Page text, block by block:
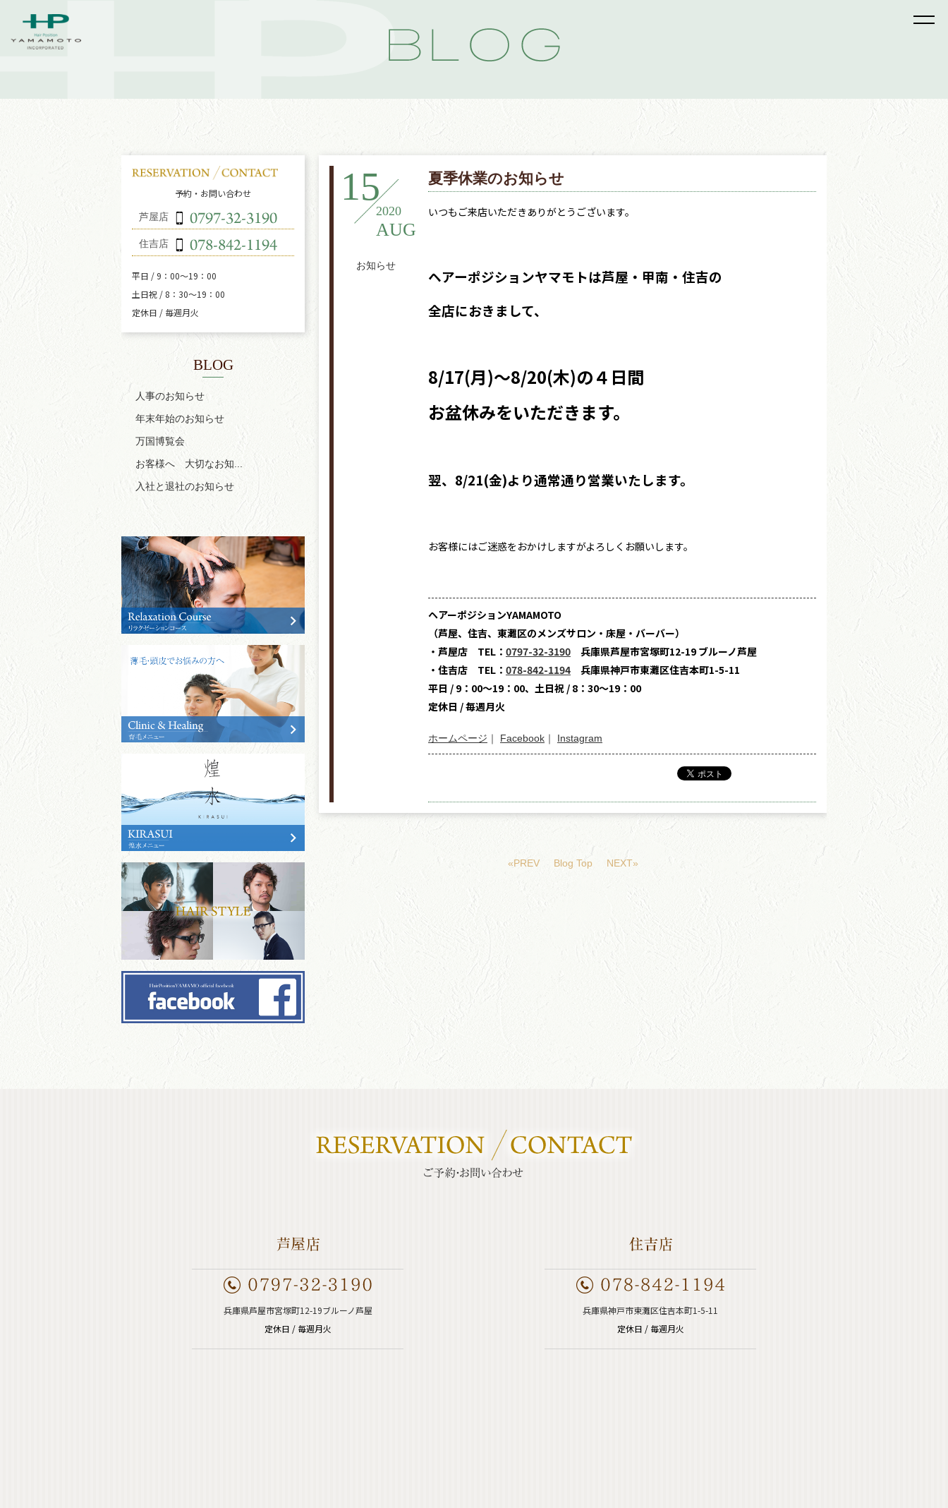
15
2020
AUG
お知らせ
夏季休業のお知らせ
いつもご来店いただきありがとうございます。
ヘアーポジションヤマモトは芦屋・甲南・住吉の
全店におきまして、
8/17(月)～8/20(木)の４日間
お盆休みをいただきます。
翌、8/21(金)より通常通り営業いたします。
お客様にはご迷惑をおかけしますがよろしくお願いします。
ヘアーポジションYAMAMOTO
（芦屋、住吉、東灘区のメンズサロン・床屋・バーバー）
・芦屋店 TEL： 0797-32-3190 兵庫県芦屋市宮塚町12-19 ブルーノ芦屋
・住吉店 TEL： 078-842-1194 兵庫県神戸市東灘区住吉本町1-5-11
平日 / 9：00～19：00、土日祝 / 8：30～19：00
定休日 / 毎週月火
ホームページ ｜ Facebook ｜ Instagram
«PREV Blog Top NEXT»
予約・お問い合わせ
芦屋店
住吉店
平日 / 9：00～19：00
土日祝 / 8：30～19：00
定休日 / 毎週月火
BLOG
人事のお知らせ
年末年始のお知らせ
万国博覧会
お客様へ 大切なお知...
入社と退社のお知らせ
兵庫県芦屋市宮塚町12-19ブルーノ芦屋
定休日 / 毎週月火
兵庫県神戸市東灘区住吉本町1-5-11
定休日 / 毎週月火